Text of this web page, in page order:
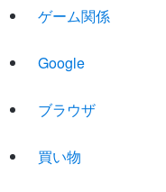
ゲーム関係
Google
ブラウザ
買い物